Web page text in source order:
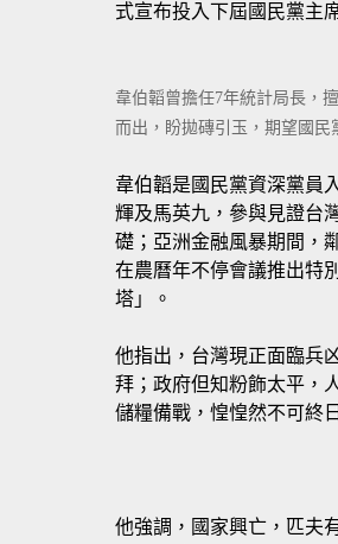
式宣布投入下屆國民黨主
韋伯韜曾擔任7年統計局長，
而出，盼拋磚引玉，期望國民
韋伯韜是國民黨資深黨員
輝及馬英九，參與見證台
礎；亞洲金融風暴期間，
在農曆年不停會議推出特
塔」。
他指出，台灣現正面臨兵
拜；政府但知粉飾太平，
儲糧備戰，惶惶然不可終
他強調，國家興亡，匹夫